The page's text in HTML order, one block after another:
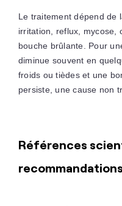
Le traitement dépend de
irritation, reflux, mycose,
bouche brûlante. Pour
diminue souvent en
froids ou tièdes et une
persiste, une cause non
Références